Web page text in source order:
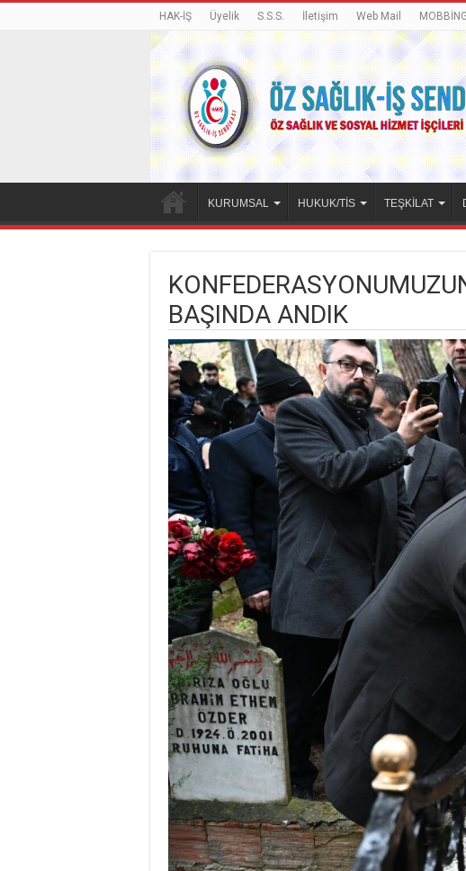
HAK-İŞ Üyelik S.S.S. İletişim Web Mail
KURUMSAL HUKUK/TİS TEŞKİLAT
BAŞINDA ANDIK